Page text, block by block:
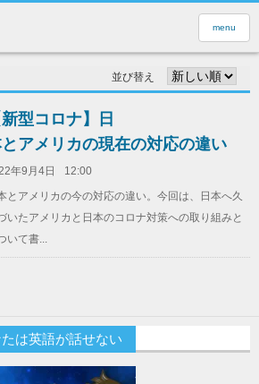
menu
並び替え
新型コロナ】日
アメリカの現在の対応の違い
年9月4日
12:00
とアメリカの今の対応の違い。今回は、日本へ久
いたアメリカと日本のコロナ対策への取り組みと
いて書...
は英語が話せない